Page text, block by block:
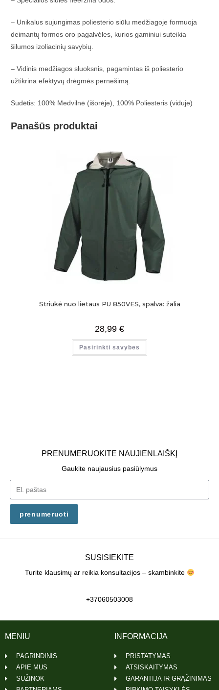
– Unikalus sujungimas poliesterio siūlu medžiagoje formuoja
deimantų formos oro pagalvėles, kurios gaminiui suteikia
šilumos izoliacinių savybių.
– Vidinis medžiagos sluoksnis, pagamintas iš poliesterio
užtikrina efektyvų drėgmės pernešimą.
Sudėtis: 100% Medvilnė (išorėje), 100% Poliesteris (viduje)
Panašūs produktai
Striukė nuo lietaus PU 850VES, spalva: žalia
28,99 €
Pasirinkti savybes
PRENUMERUOKITE NAUJIENLAIŠKĮ
Gaukite naujausius pasiūlymus
prenumeruoti
SUSISIEKITE
Turite klausimų ar reikia konsultacijos – skambinkite
+37060503008
INFORMACIJA
PRISTATYMAS
ATSISKAITYMAS
GARANTIJA IR GRĄŽINIMAS
MENIU
PAGRINDINIS
APIE MUS
SUŽINOK